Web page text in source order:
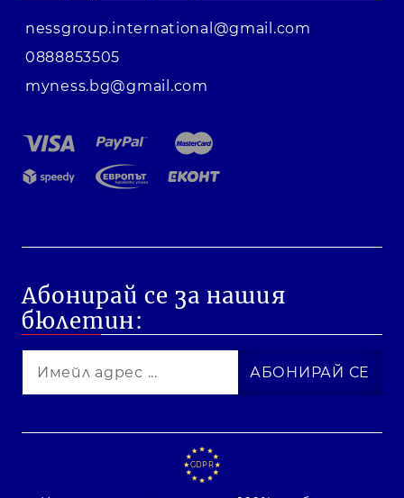
nessgroup.international@gmail.com
0888853505
myness.bg@gmail.com
Абонирай се за нашия
бюлетин:
GDPR